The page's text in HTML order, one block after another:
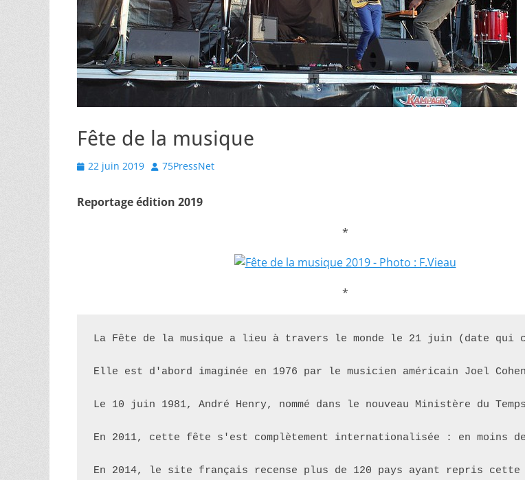
Fête de la musique
Posted
22 juin 2019 Author
75PressNet
Reportage édition 2019
*
*
La Fête de la musique a lieu à travers le monde le 21 juin (date
Elle est d'abord imaginée en 1976 par le musicien américain Joel
Le 10 juin 1981, André Henry, nommé dans le nouveau Ministère
En 2011, cette fête s'est complètement internationalisée : en moins
En 2014, le site français recense plus de 120 pays ayant repris cette